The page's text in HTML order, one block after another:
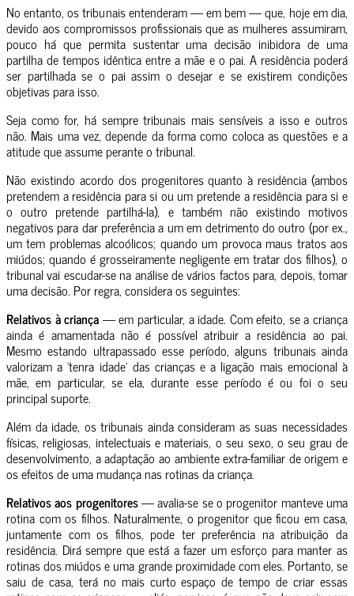
No entanto, os tribunais entenderam — em bem — que, hoje em dia,
devido aos compromissos profissionais que as mulheres assumiram,
pouco há que permita sustentar uma decisão inibidora de uma
partilha de tempos idêntica entre a mãe e o pai. A residência poderá
ser partilhada se o pai assim o desejar e se existirem condições
objetivas para isso.
Seja como for, há sempre tribunais mais sensíveis a isso e outros
não. Mais uma vez, depende da forma como coloca as questões e a
atitude que assume perante o tribunal.
Não existindo acordo dos progenitores quanto à residência (ambos
pretendem a residência para si ou um pretende a residência para si e
o outro pretende partilhá-la), e também não existindo motivos
negativos para dar preferência a um em detrimento do outro (por ex.,
um tem problemas alcoólicos; quando um provoca maus tratos aos
miúdos; quando é grosseiramente negligente em tratar dos filhos), o
tribunal vai escudar-se na análise de vários factos para, depois, tomar
uma decisão. Por regra, considera os seguintes:
Relativos à criança— em particular, a idade. Com efeito, se a criança
ainda é amamentada não é possível atribuir a residência ao pai.
Mesmo estando ultrapassado esse período, alguns tribunais ainda
valorizam a ‘tenra idade’ das crianças e a ligação mais emocional à
mãe, em particular, se ela, durante esse período é ou foi o seu
principal suporte.
Além da idade, os tribunais ainda consideram as suas necessidades
físicas, religiosas, intelectuais e materiais, o seu sexo, o seu grau de
desenvolvimento, a adaptação ao ambiente extra-familiar de origem e
os efeitos de uma mudança nas rotinas da criança.
Relativos aos progenitores— avalia-se se o progenitor manteve uma
rotina com os filhos. Naturalmente, o progenitor que ficou em casa,
juntamente com os filhos, pode ter preferência na atribuição da
residência. Dirá sempre que está a fazer um esforço para manter as
rotinas dos miúdos e uma grande proximidade com eles. Portanto, se
saiu de casa, terá no mais curto espaço de tempo de criar essas